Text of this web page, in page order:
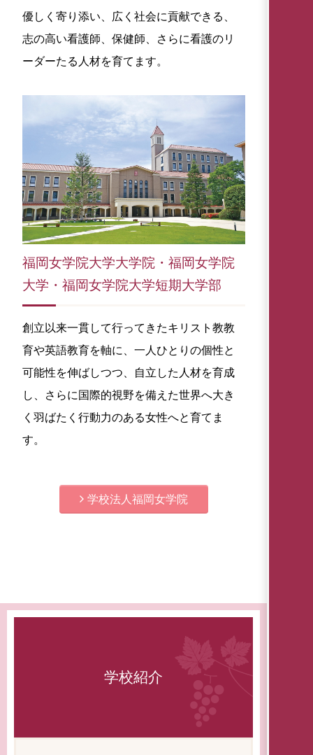
優しく寄り添い、広く社会に貢献できる、
志の高い看護師、保健師、さらに看護のリ
ーダーたる人材を育てます。
福岡女学院大学大学院・福岡女学院
大学・福岡女学院大学短期大学部
創立以来一貫して行ってきたキリスト教教
育や英語教育を軸に、一人ひとりの個性と
可能性を伸ばしつつ、自立した人材を育成
し、さらに国際的視野を備えた世界へ大き
く羽ばたく行動力のある女性へと育てま
す。
学校法人福岡女学院
学校紹介